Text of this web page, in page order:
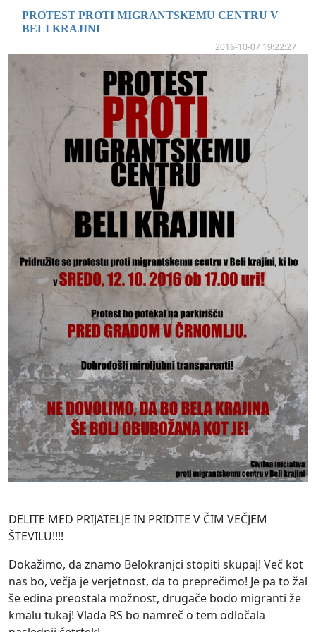
PROTEST PROTI MIGRANTSKEMU CENTRU V
BELI KRAJINI
2016-10-07 19:22:27
DELITE MED PRIJATELJE IN PRIDITE V ČIM VEČJEM
ŠTEVILU!!!!
Dokažimo, da znamo Belokranjci stopiti skupaj! Več kot
nas bo, večja je verjetnost, da to preprečimo! Je pa to žal
še edina preostala možnost, drugače bodo migranti že
kmalu tukaj! Vlada RS bo namreč o tem odločala